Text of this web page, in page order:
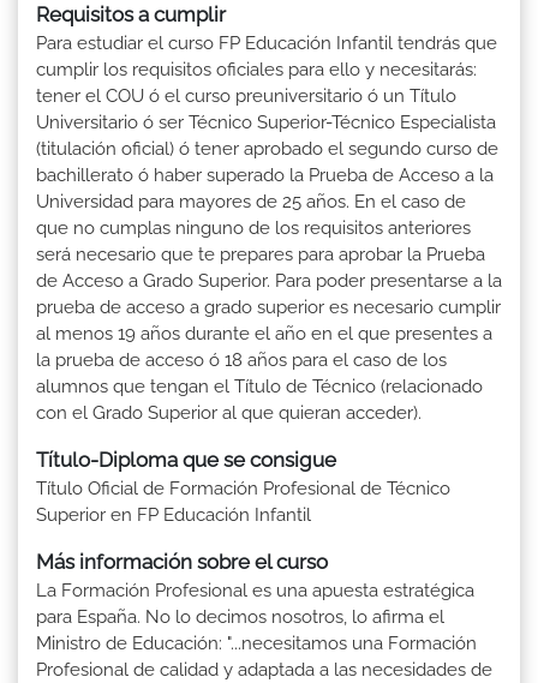
Requisitos a cumplir
Para estudiar el curso FP Educación Infantil tendrás que
cumplir los requisitos oficiales para ello y necesitarás:
tener el COU ó el curso preuniversitario ó un Título
Universitario ó ser Técnico Superior-Técnico Especialista
(titulación oficial) ó tener aprobado el segundo curso de
bachillerato ó haber superado la Prueba de Acceso a la
Universidad para mayores de 25 años. En el caso de
que no cumplas ninguno de los requisitos anteriores
será necesario que te prepares para aprobar la Prueba
de Acceso a Grado Superior. Para poder presentarse a la
prueba de acceso a grado superior es necesario cumplir
al menos 19 años durante el año en el que presentes a
la prueba de acceso ó 18 años para el caso de los
alumnos que tengan el Título de Técnico (relacionado
con el Grado Superior al que quieran acceder).
Título-Diploma que se consigue
Título Oficial de Formación Profesional de Técnico
Superior en FP Educación Infantil
Más información sobre el curso
La Formación Profesional es una apuesta estratégica
para España. No lo decimos nosotros, lo afirma el
Ministro de Educación: "...necesitamos una Formación
Profesional de calidad y adaptada a las necesidades de